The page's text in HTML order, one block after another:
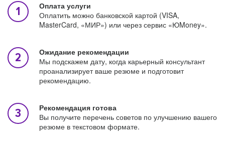
Оплата услуги
Оплатить можно банковской картой (VISA,
MasterCard, «МИР») или через сервис «ЮMoney».
Ожидание рекомендации
Мы подскажем дату, когда карьерный консультант
проанализирует ваше резюме и подготовит
рекомендацию.
Рекомендация готова
Вы получите перечень советов по улучшению вашего
резюме в текстовом формате.